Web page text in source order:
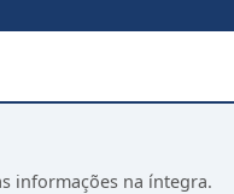
informações na íntegra.